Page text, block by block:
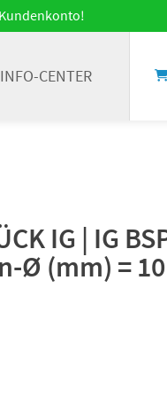
Kundenkonto!
INFO-CENTER
IG | IG
Ø (mm) =